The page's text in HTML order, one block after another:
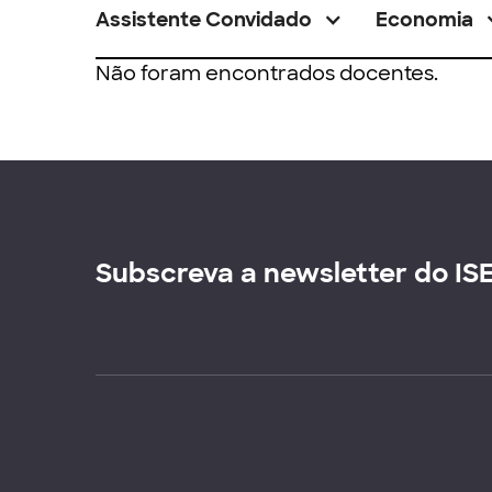
Assistente Convidado Economia
Não foram encontrados docentes.
Subscreva a newsletter do